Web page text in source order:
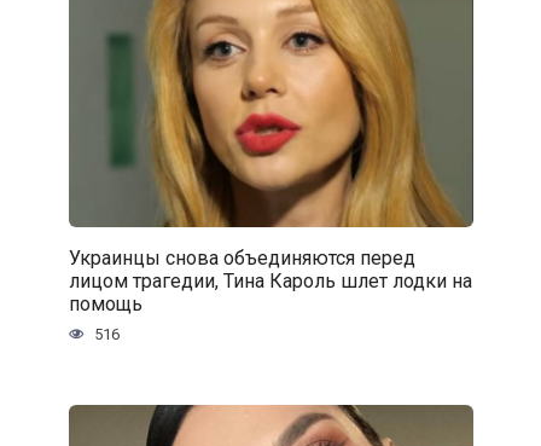
Украинцы снова объединяются перед
лицом трагедии, Тина Кароль шлет лодки на
помощь
516